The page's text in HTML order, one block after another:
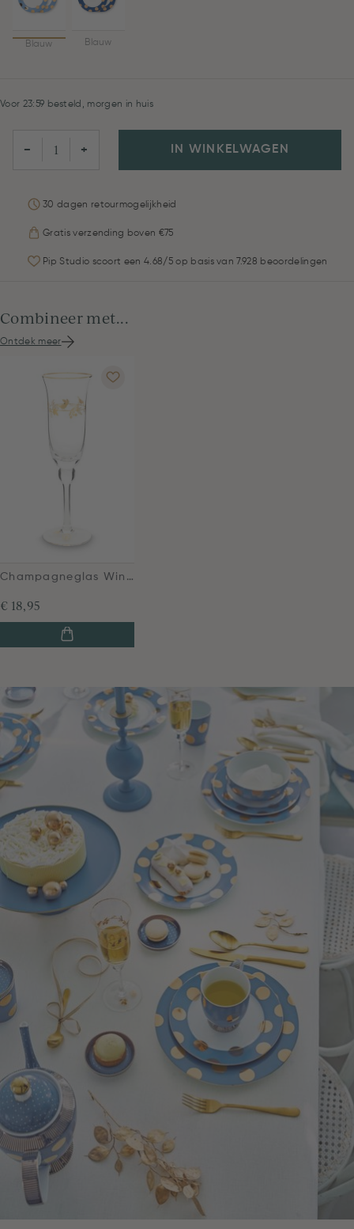
Blauw Blauw
Voor 23:59 besteld, morgen in huis
− + IN WINKELWAGEN
30 dagen retourmogelijkheid
Gratis verzending boven €75
Pip Studio scoort een 4.68/5 op basis van 7.928 beoordelingen
Combineer met...
Ontdek meer
Champagneglas Winter Wonderland Goud 260ml
€ 18,95